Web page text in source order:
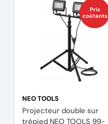
Prix
coûtants
NEO TOOLS
Projecteur double sur
trépied NEO TOOLS 99-